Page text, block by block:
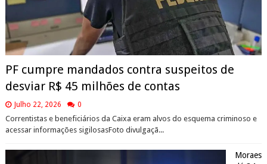
PF cumpre mandados contra suspeitos de
desviar R$ 45 milhões de contas
Julho 22, 2026 0
Correntistas e beneficiários da Caixa eram alvos do esquema criminoso e
acessar informações sigilosasFoto divulgaçã...
Moraes